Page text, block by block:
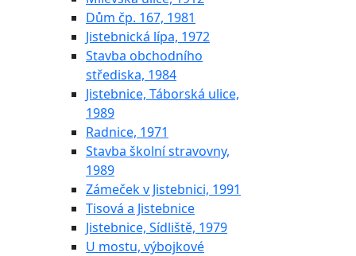
Dům čp. 167, 1981
Jistebnická lípa, 1972
Stavba obchodního
střediska, 1984
Jistebnice, Táborská ulice,
1989
Radnice, 1971
Stavba školní stravovny,
1989
Zámeček v Jistebnici, 1991
Tisová a Jistebnice
Jistebnice, Sídliště, 1979
U mostu, výbojkové